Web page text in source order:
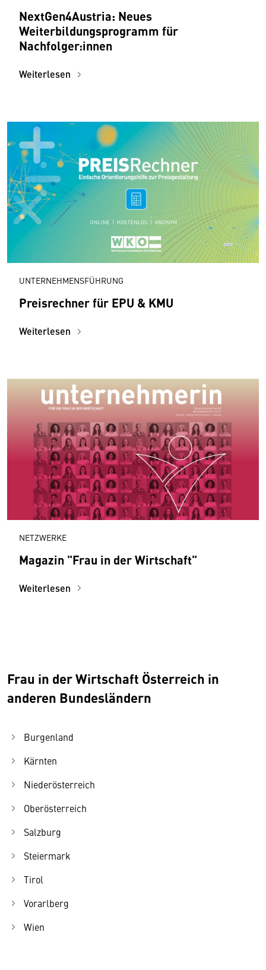
NextGen4Austria: Neues
Weiterbildungsprogramm für
Nachfolger:innen
Weiterlesen
UNTERNEHMENSFÜHRUNG
Preisrechner für EPU & KMU
Weiterlesen
NETZWERKE
Magazin "Frau in der Wirtschaft"
Weiterlesen
Frau in der Wirtschaft Österreich in
anderen Bundesländern
Burgenland
Kärnten
Niederösterreich
Oberösterreich
Salzburg
Steiermark
Tirol
Vorarlberg
Wien